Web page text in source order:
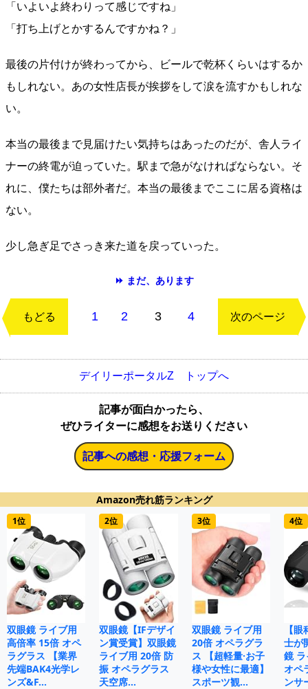
「いよいよ終わりって感じですね」
「打ち上げとかするんですかね？」
最後の片付けが終わってから、ビールで乾杯くらいはするか
もしれない。あの女性店長が挨拶をして涙を流すかもしれな
い。
本当の最後まで見届けたい気持ちはあったのだが、舎人ライ
ナーの終電が迫っていた。駅まで急がなければならない。そ
れに、僕たちは部外者だ。本当の最後までここに居る資格は
ない。
少し急ぎ足でさっき来た道を戻っていった。
⏩ まだ、あります
もどる 1 2 3 4 次のページ
デイリーポータルZ トップへ
記事が面白かったら、
ぜひライターに感想をお送りください
記事への感想・応援フォーム
Amazon売れ筋ランキング
1位
双眼鏡 ライブ用
高倍率 15倍 オペ
ラグラス 【業界
先端BAK4光学レ
ンズ&F…
2位
双眼鏡【IFデザイ
ン賞受賞】双眼鏡
ライブ用 20倍 防
振 オペラグラス
天空席…
3位
双眼鏡 ライブ用
20倍 オペラグラ
ス 【超軽量·お子
様や女性に最適】
スポーツ観…
4位
【
士が
鏡
オペ
ンサ